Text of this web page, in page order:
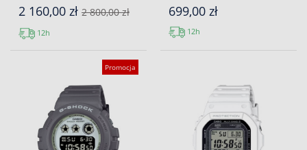
2 160,00 zł 2 800,00 zł
12h
699,00 zł
12h
Promocja